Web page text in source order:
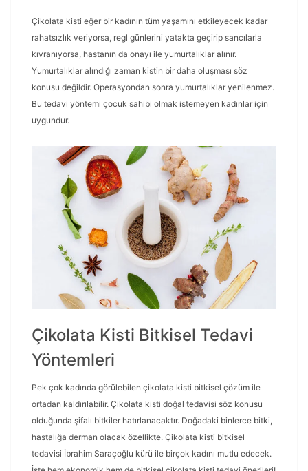
Çikolata kisti eğer bir kadının tüm yaşamını etkileyecek kadar
rahatsızlık veriyorsa, regl günlerini yatakta geçirip sancılarla
kıvranıyorsa, hastanın da onayı ile yumurtalıklar alınır.
Yumurtalıklar alındığı zaman kistin bir daha oluşması söz
konusu değildir. Operasyondan sonra yumurtalıklar yenilenmez.
Bu tedavi yöntemi çocuk sahibi olmak istemeyen kadınlar için
uygundur.
Çikolata Kisti Bitkisel Tedavi
Yöntemleri
Pek çok kadında görülebilen çikolata kisti bitkisel çözüm ile
ortadan kaldırılabilir. Çikolata kisti doğal tedavisi söz konusu
olduğunda şifalı bitkiler hatırlanacaktır. Doğadaki binlerce bitki,
hastalığa derman olacak özellikte. Çikolata kisti bitkisel
tedavisi İbrahim Saraçoğlu kürü ile birçok kadını mutlu edecek.